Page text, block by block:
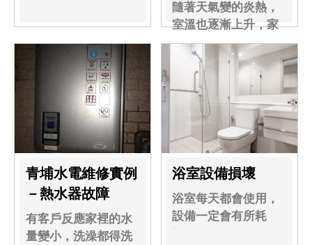
隨著天氣變的炎熱，
室溫也逐漸上升，家
裡有一台冷氣，就能
瞬間一解悶熱！
青埔水電維修實例
－熱水器故障
有客戶反應家裡的水
量變小，洗澡都得洗
浴室設備損壞
浴室每天都會使用，
設備一定會有所耗